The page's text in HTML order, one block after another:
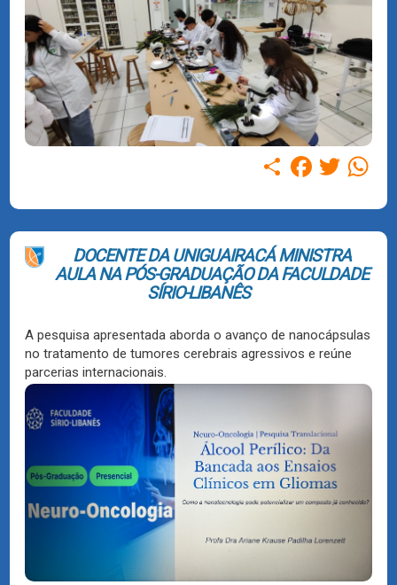
Compartilhar
Facebook
Twitter
DOCENTE DA UNIGUAIRACÁ MINISTRA
AULA NA PÓS-GRADUAÇÃO DA FACULDADE
SÍRIO-LIBANÊS
A pesquisa apresentada aborda o avanço de nanocápsulas
no tratamento de tumores cerebrais agressivos e reúne
parcerias internacionais.